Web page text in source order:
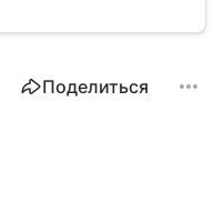
Поделиться